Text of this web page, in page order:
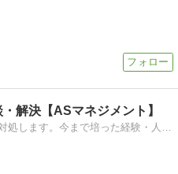
解決【ASマネジメント】
金銭に関するあらゆる問題に対処します。今まで培った経験・人脈を基に、日夜奔走しております。